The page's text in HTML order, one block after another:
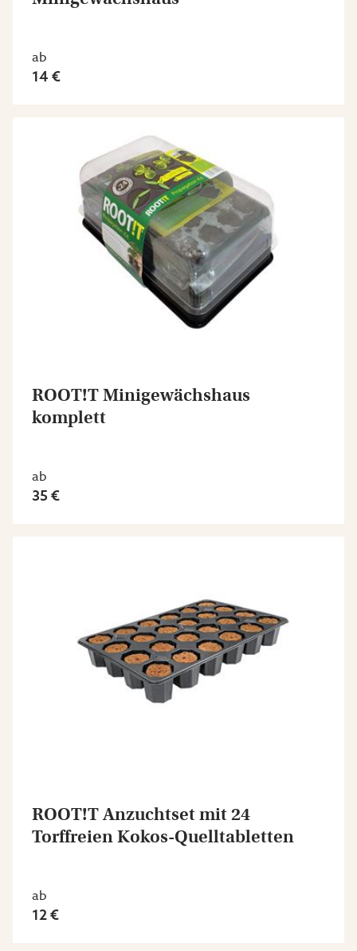
ab
14 €
ROOT!T Minigewächshaus
komplett
ab
35 €
ROOT!T Anzuchtset mit 24
Torffreien Kokos-Quelltabletten
ab
12 €